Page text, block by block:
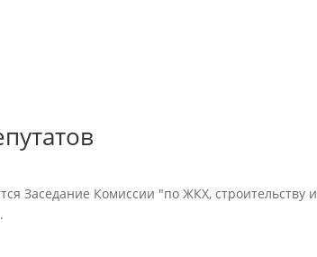
Заседание Комиссии "по ЖКХ, строительству и